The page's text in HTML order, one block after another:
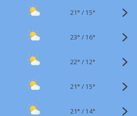
21° / 15°
23° / 16°
22° / 12°
21° / 15°
21° / 14°